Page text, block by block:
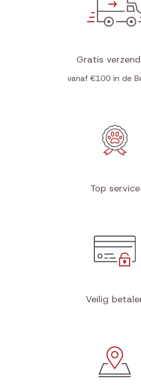
Gratis
vanaf €100 in de
Top service
Veilig